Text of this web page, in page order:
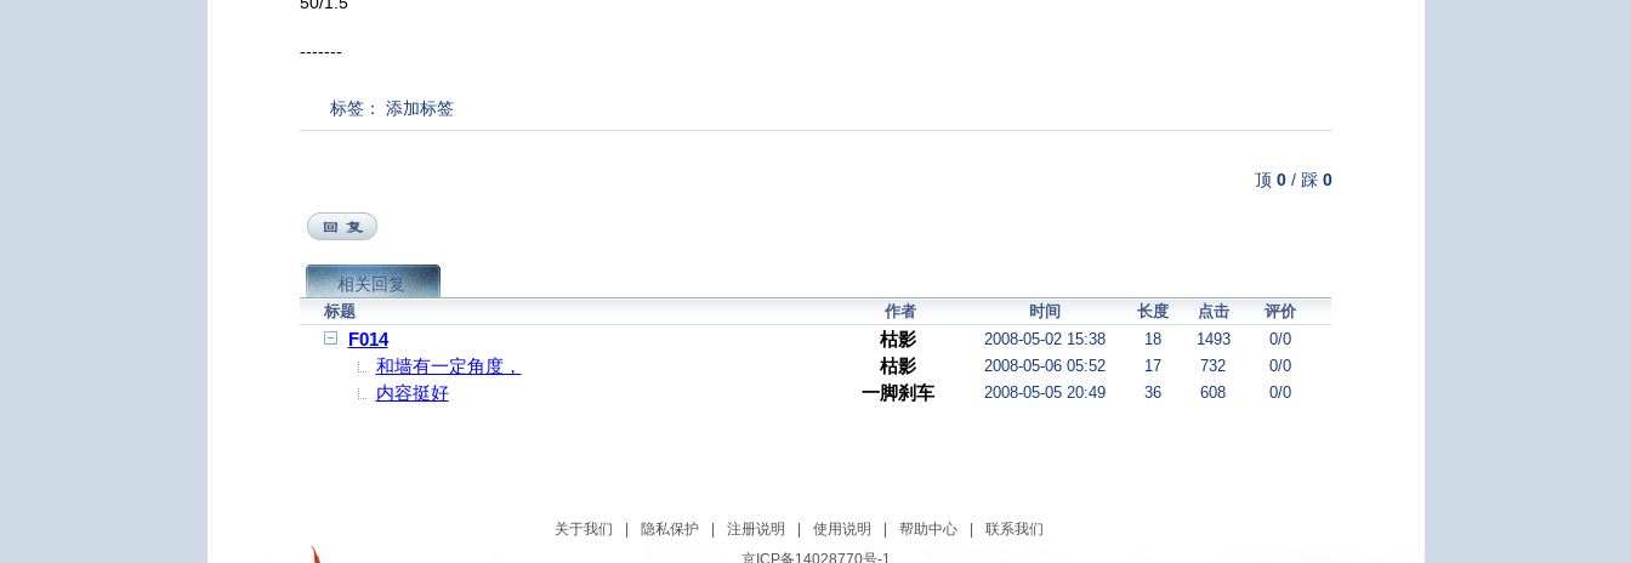
-------
标签： 添加标签
顶 0/ 踩 0
相关回复
标题 作者 时间 长度 点击 评价
F014 枯影 2008-05-02 15:38 18 1493 0/0
和墙有一定角度， 枯影 2008-05-06 05:52 17 732 0/0
内容挺好 一脚刹车 2008-05-05 20:49 36 608 0/0
关于我们 隐私保护 注册说明 使用说明 帮助中心
联系我们
京ICP备14028770号-1